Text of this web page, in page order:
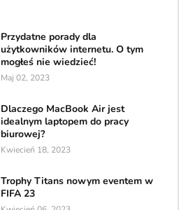
Przydatne porady dla
użytkowników internetu. O tym
mogłeś nie wiedzieć!
Maj 02, 2023
Dlaczego MacBook Air jest
idealnym laptopem do pracy
biurowej?
Kwiecień 18, 2023
Trophy Titans nowym eventem w
FIFA 23